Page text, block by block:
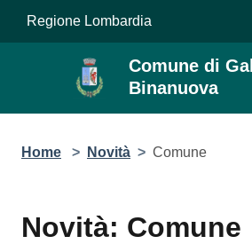
Regione Lombardia
Comune di
Binanuova
Home > Novità > Comune
Novità: Comune